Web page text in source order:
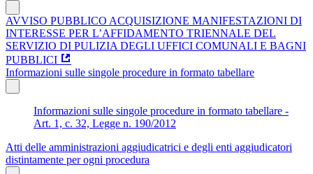
AVVISO PUBBLICO ACQUISIZIONE MANIFESTAZIONI DI
INTERESSE PER L’AFFIDAMENTO TRIENNALE DEL
SERVIZIO DI PULIZIA DEGLI UFFICI COMUNALI E BAGNI
PUBBLICI
Informazioni sulle singole procedure in formato tabellare
Informazioni sulle singole procedure in formato tabellare -
Art. 1, c. 32, Legge n. 190/2012
Atti delle amministrazioni aggiudicatrici e degli enti aggiudicatori
distintamente per ogni procedura